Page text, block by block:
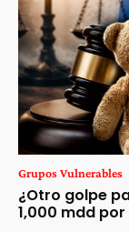
Grupos Vulnerables
¿Otro golpe
1,000 mdd